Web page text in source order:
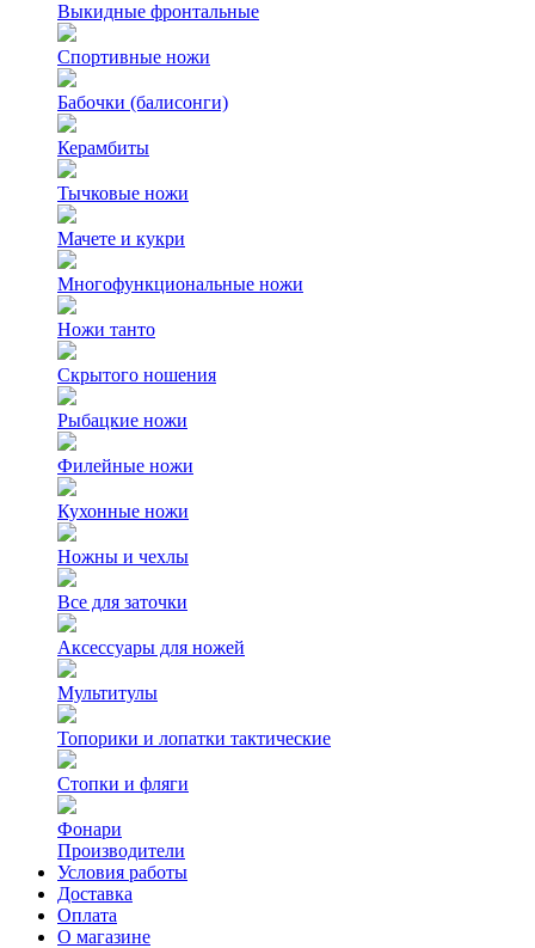
Выкидные фронтальные
Спортивные ножи
Бабочки (балисонги)
Керамбиты
Тычковые ножи
Мачете и кукри
Многофункциональные ножи
Ножи танто
Скрытого ношения
Рыбацкие ножи
Филейные ножи
Кухонные ножи
Ножны и чехлы
Все для заточки
Аксессуары для ножей
Мультитулы
Топорики и лопатки тактические
Стопки и фляги
Фонари
Производители
Условия работы
Доставка
Оплата
О магазине